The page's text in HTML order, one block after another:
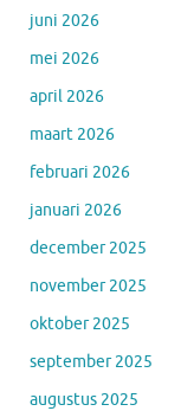
juni 2026
mei 2026
april 2026
maart 2026
februari 2026
januari 2026
december 2025
november 2025
oktober 2025
september 2025
augustus 2025